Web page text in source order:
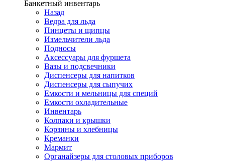
Банкетный инвентарь
Назад
Ведра для льда
Пинцеты и щипцы
Измельчители льда
Подносы
Аксессуары для фуршета
Вазы и подсвечники
Диспенсеры для напитков
Диспенсеры для сыпучих
Емкости и мельницы для специй
Емкости охладительные
Инвентарь
Колпаки и крышки
Корзины и хлебницы
Креманки
Мармит
Органайзеры для столовых приборов